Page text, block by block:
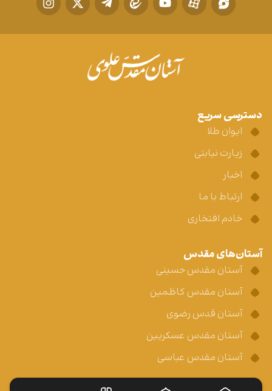
دسترسی سریع
ایوان طلا
زیارت نیابتی
اخبار
ارتباط با ما
خادم افتخاری
آستان‌های مقدس
آستان مقدس حسینی
آستان مقدس کاظمین
آستان قدس رضوی
آستان مقدس عسکریین
آستان مقدس عباسی